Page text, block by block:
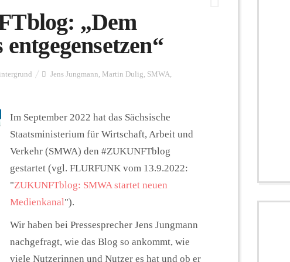
„Dem
Jens Jungmann, Martin Dulig, SMWA,
Im September 2022 hat das Sächsische
Staatsministerium für Wirtschaft, Arbeit und
Verkehr (SMWA) den #ZUKUNFTblog
gestartet (vgl. FLURFUNK vom 13.9.2022:
"ZUKUNFTblog: SMWA startet neuen
Medienkanal").
Wir haben bei Pressesprecher Jens Jungmann
nachgefragt, wie das Blog so ankommt, wie
viele Nutzerinnen und Nutzer es hat und ob er